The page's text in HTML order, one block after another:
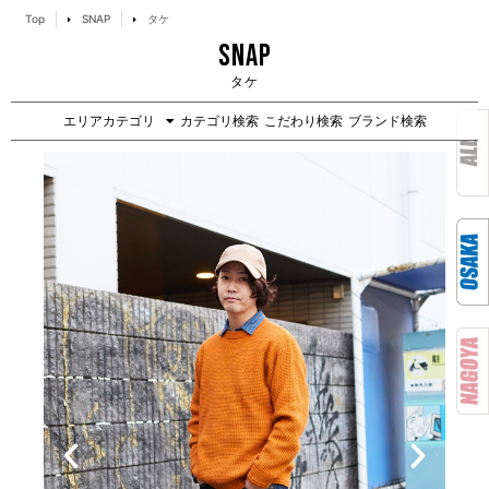
Top SNAP タケ
SNAP
タケ
エリアカテゴリ カテゴリ検索 こだわり検索 ブランド検索